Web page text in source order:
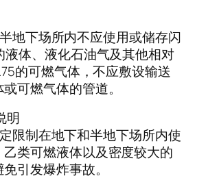
地下场所内不应使用或储存闪
体、液化石油气及其他相对
的可燃气体，不应敷设输送
可燃气体的管道。
明
限制在地下和半地下场所内使
类可燃液体以及密度较大的
引发爆炸事故。